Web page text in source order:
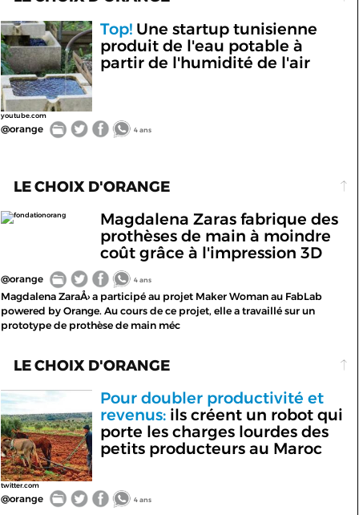
youtube.com
Top!Une startup tunisienne
produit de l'eau potable à
partir de l'humidité de l'air
@orange 4 ans
LE CHOIX D'ORANGE
fondationorang
Magdalena Zaras fabrique des
prothèses de main à moindre
coût grâce à l'impression 3D
@orange 4 ans
Magdalena ZaraÅ› a participé au projet Maker Woman au FabLab
powered by Orange. Au cours de ce projet, elle a travaillé sur un
prototype de prothèse de main méc
LE CHOIX D'ORANGE
twitter.com
Pour doubler productivité et
revenus:ils créent un robot qui
porte les charges lourdes des
petits producteurs au Maroc
@orange 4 ans